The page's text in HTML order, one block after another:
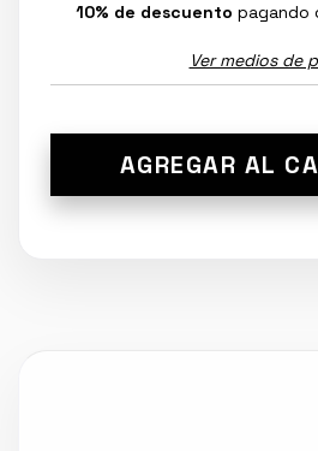
10% de descuento pagando
Ver medios de